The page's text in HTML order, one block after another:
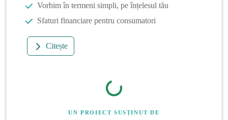
Vorbim în termeni simpli, pe înțelesul tău
Sfaturi financiare pentru consumatori
Citește
UN PROIECT SUSȚINUT DE